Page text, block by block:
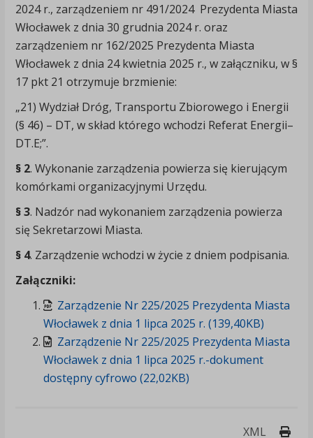
2024 r., zarządzeniem nr 491/2024 Prezydenta Miasta
Włocławek z dnia 30 grudnia 2024 r. oraz
zarządzeniem nr 162/2025 Prezydenta Miasta
Włocławek z dnia 24 kwietnia 2025 r., w załączniku, w §
17 pkt 21 otrzymuje brzmienie:
„21) Wydział Dróg, Transportu Zbiorowego i Energii
(§ 46) – DT, w skład którego wchodzi Referat Energii–
DT.E;”.
§ 2. Wykonanie zarządzenia powierza się kierującym
komórkami organizacyjnymi Urzędu.
§ 3. Nadzór nad wykonaniem zarządzenia powierza
się Sekretarzowi Miasta.
§ 4. Zarządzenie wchodzi w życie z dniem podpisania.
Załączniki:
Zarządzenie Nr 225/2025 Prezydenta Miasta
Włocławek z dnia 1 lipca 2025 r. (139,40KB)
Zarządzenie Nr 225/2025 Prezydenta Miasta
Włocławek z dnia 1 lipca 2025 r.-dokument
dostępny cyfrowo (22,02KB)
XML